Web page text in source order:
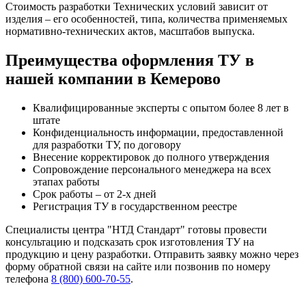
Стоимость разработки Технических условий зависит от
изделия – его особенностей, типа, количества применяемых
нормативно-технических актов, масштабов выпуска.
Преимущества оформления ТУ в
нашей компании в Кемерово
Квалифицированные эксперты с опытом более 8 лет в
штате
Конфиденциальность информации, предоставленной
для разработки ТУ, по договору
Внесение корректировок до полного утверждения
Сопровождение персонального менеджера на всех
этапах работы
Срок работы – от 2-х дней
Регистрация ТУ в государственном реестре
Специалисты центра "НТД Стандарт" готовы провести
консультацию и подсказать срок изготовления ТУ на
продукцию и цену разработки. Отправить заявку можно через
форму обратной связи на сайте или позвонив по номеру
телефона 8 (800) 600-70-55.